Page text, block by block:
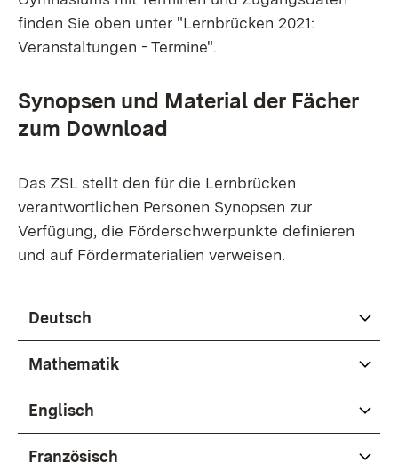
finden Sie oben unter "Lernbrücken 2021:
Veranstaltungen - Termine".
Synopsen und Material der Fächer
zum Download
Das ZSL stellt den für die Lernbrücken
verantwortlichen Personen Synopsen zur
Verfügung, die Förderschwerpunkte definieren
und auf Fördermaterialien verweisen.
Deutsch
Mathematik
Englisch
Französisch